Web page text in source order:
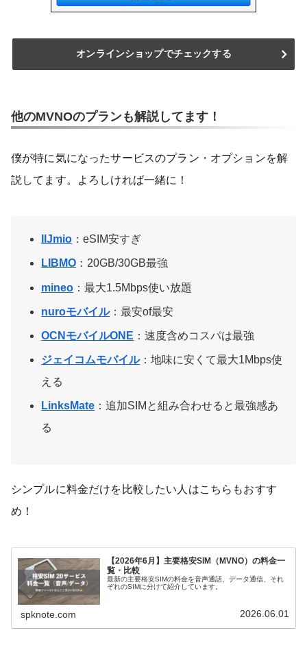
オンラインショップでチェックする
他のMVNOのプランも解説してます！
僕が特に気になったサービスのプラン・オプションを解
説してます。よろしければ一緒に！
IIJmio ：eSIM安すぎ
LIBMO ：20GB/30GB最強
mineo ：最大1.5Mbps使い放題
nuroモバイル：最安of最安
OCNモバイルONE ：速度含めコスパは最強
ジェイコムモバイル：地味に安くて最大1Mbps使
える
LinksMate ：追加SIMと組み合わせると最強感あ
る
シンプルに料金だけを比較したい人はこちらもおすす
め！
【2026年6月】主要格安SIM（MVNO）の料金一
覧・比較
最新の主要格安SIMの料金を音声通話、データ通信、それ
ぞれのSIMに分けて紹介しています。
spknote.com 2026.06.01